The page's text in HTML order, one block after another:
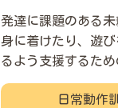
発達に課題のある
身に着けたり、遊
るよう支援するため
日常動作